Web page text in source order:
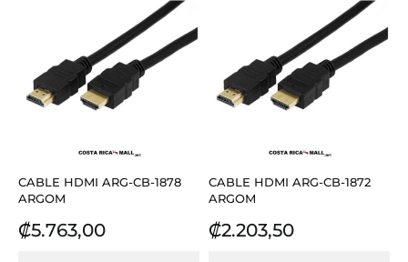
CABLE HDMI ARG-CB-1878
ARGOM
Precio
₡5.763,00
CABLE HDMI ARG-CB-1872
ARGOM
Precio
₡2.203,50